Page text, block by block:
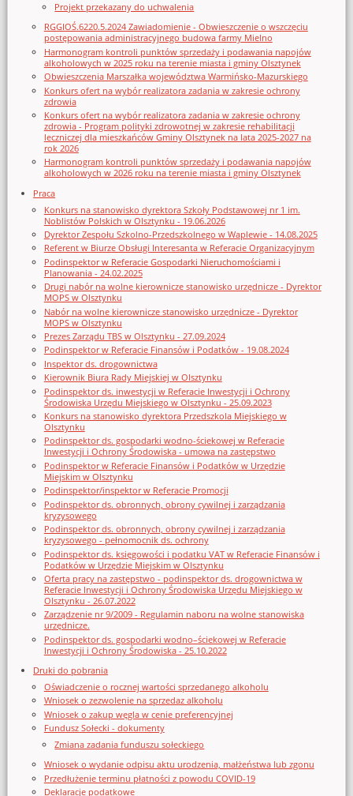
Projekt przekazany do uchwalenia
RGGIOŚ.6220.5.2024 Zawiadomienie - Obwieszczenie o wszczęciu
postępowania administracyjnego budowa farmy Mielno
Harmonogram kontroli punktów sprzedaży i podawania napojów
alkoholowych w 2025 roku na terenie miasta i gminy Olsztynek
Obwieszczenia Marszałka województwa Warmińsko-Mazurskiego
Konkurs ofert na wybór realizatora zadania w zakresie ochrony
zdrowia
Konkurs ofert na wybór realizatora zadania w zakresie ochrony
zdrowia - Program polityki zdrowotnej w zakresie rehabilitacji
leczniczej dla mieszkańców Gminy Olsztynek na lata 2025-2027 na
rok 2026
Harmonogram kontroli punktów sprzedaży i podawania napojów
alkoholowych w 2026 roku na terenie miasta i gminy Olsztynek
Praca
Konkurs na stanowisko dyrektora Szkoły Podstawowej nr 1 im.
Noblistów Polskich w Olsztynku - 19.06.2026
Dyrektor Zespołu Szkolno-Przedszkolnego w Waplewie - 14.08.2025
Referent w Biurze Obsługi Interesanta w Referacie Organizacyjnym
Podinspektor w Referacie Gospodarki Nieruchomościami i
Planowania - 24.02.2025
Drugi nabór na wolne kierownicze stanowisko urzędnicze - Dyrektor
MOPS w Olsztynku
Nabór na wolne kierownicze stanowisko urzędnicze - Dyrektor
MOPS w Olsztynku
Prezes Zarządu TBS w Olsztynku - 27.09.2024
Podinspektor w Referacie Finansów i Podatków - 19.08.2024
Inspektor ds. drogownictwa
Kierownik Biura Rady Miejskiej w Olsztynku
Podinspektor ds. inwestycji w Referacie Inwestycji i Ochrony
Środowiska Urzędu Miejskiego w Olsztynku - 25.09.2023
Konkurs na stanowisko dyrektora Przedszkola Miejskiego w
Olsztynku
Podinspektor ds. gospodarki wodno-ściekowej w Referacie
Inwestycji i Ochrony Środowiska - umowa na zastępstwo
Podinspektor w Referacie Finansów i Podatków w Urzędzie
Miejskim w Olsztynku
Podinspektor/inspektor w Referacie Promocji
Podinspektor ds. obronnych, obrony cywilnej i zarządzania
kryzysowego
Podinspektor ds. obronnych, obrony cywilnej i zarządzania
kryzysowego - pełnomocnik ds. ochrony
Podinspektor ds. księgowości i podatku VAT w Referacie Finansów i
Podatków w Urzędzie Miejskim w Olsztynku
Oferta pracy na zastępstwo - podinspektor ds. drogownictwa w
Referacie Inwestycji i Ochrony Środowiska Urzędu Miejskiego w
Olsztynku - 26.07.2022
Zarządzenie nr 9/2009 - Regulamin naboru na wolne stanowiska
urzędnicze.
Podinspektor ds. gospodarki wodno–ściekowej w Referacie
Inwestycji i Ochrony Środowiska - 25.10.2022
Druki do pobrania
Oświadczenie o rocznej wartości sprzedanego alkoholu
Wniosek o zezwolenie na sprzedaz alkoholu
Wniosek o zakup węgla w cenie preferencyjnej
Fundusz Sołecki - dokumenty
Zmiana zadania funduszu sołeckiego
Wniosek o wydanie odpisu aktu urodzenia, małżeństwa lub zgonu
Przedłużenie terminu płatności z powodu COVID-19
Deklaracje podatkowe